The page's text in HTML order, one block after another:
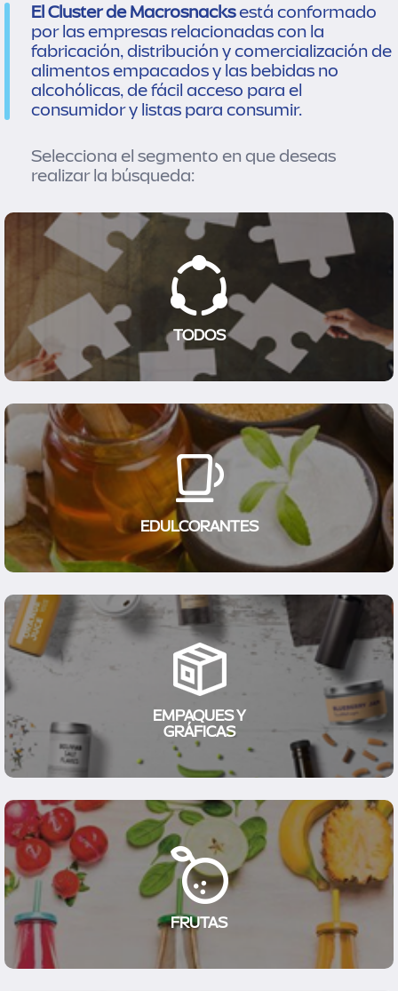
El Cluster de Macrosnacksestá conformado
por las empresas relacionadas con la
fabricación, distribución y comercialización de
alimentos empacados y las bebidas no
alcohólicas, de fácil acceso para el
consumidor y listas para consumir.
Selecciona el segmento en que deseas
realizar la búsqueda:
TODOS
EDULCORANTES
EMPAQUES Y
GRÁFICAS
FRUTAS